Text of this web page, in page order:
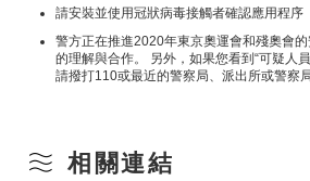
請安裝並使用冠狀病毒接觸者確認應用程序
警方正在推進2020年東京奧運會和殘奧會
的理解與合作。 另外，如果您看到“可疑人員
請撥打110或最近的警察局、派出所或警察
相關連結